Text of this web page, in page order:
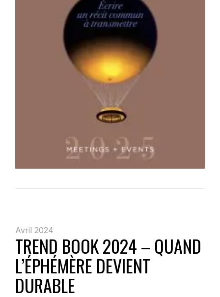
Avril 2024
TREND BOOK 2024 – QUAND
L’ÉPHÉMÈRE DEVIENT
DURABLE